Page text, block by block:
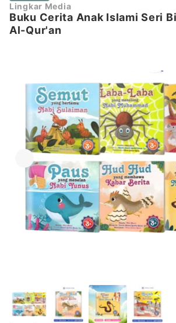
Lingkar Media
Buku Cerita Anak Islami Seri
Al-Qur'an